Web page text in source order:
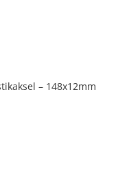
– 148x12mm